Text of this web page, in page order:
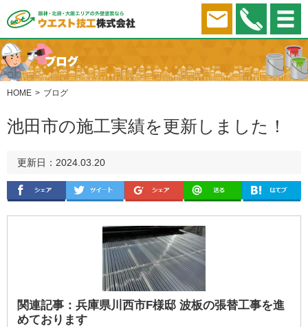
HOME ブログ
池田市の施工実績を更新しました！
更新日：2024.03.20
関連記事： 兵庫県川西市F様邸 波板の張替工事を進
めております